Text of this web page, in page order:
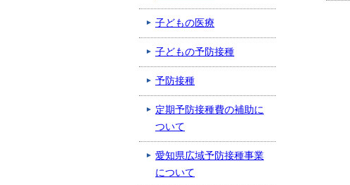
子どもの医療
子どもの予防接種
予防接種
定期予防接種費の補助に
ついて
愛知県広域予防接種事業
について